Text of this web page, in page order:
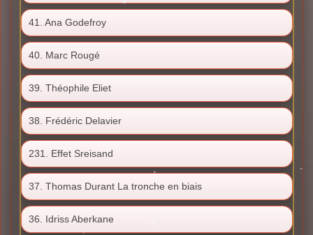
41. Ana Godefroy
40. Marc Rougé
39. Théophile Eliet
38. Frédéric Delavier
231. Effet Sreisand
37. Thomas Durant La tronche en biais
36. Idriss Aberkane